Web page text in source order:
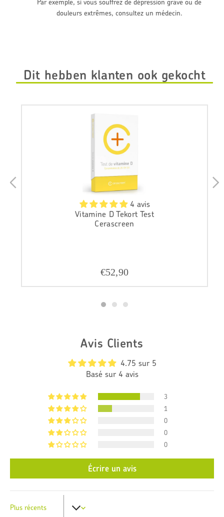
Par exemple, si vous souffrez de dépression grave ou de
douleurs extrêmes, consultez un médecin.
Dit hebben klanten ook gekocht
3 avis
Vitamine du soleil
Cerascreen
o
€94,90
Avis Clients
4.75 sur 5
Basé sur 4 avis
3
1
0
0
0
Écrire un avis
Sort by